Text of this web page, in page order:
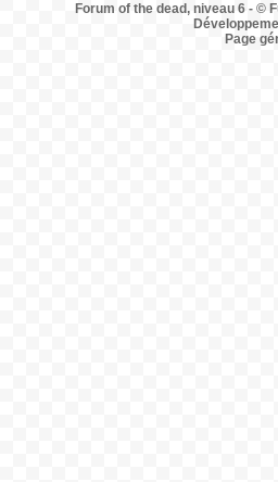
Forum of the dead, niveau 6 - ©
Page